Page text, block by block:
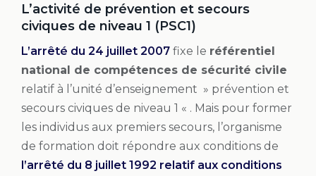
L’activité de prévention et secours
civiques de niveau 1 (PSC1)
L’arrêté du 24 juillet 2007 fixe le référentiel
national de compétences de sécurité civile
relatif à l’unité d’enseignement » prévention et
secours civiques de niveau 1 « . Mais pour former
les individus aux premiers secours, l’organisme
de formation doit répondre aux conditions de
l’arrêté du 8 juillet 1992 relatif aux conditions